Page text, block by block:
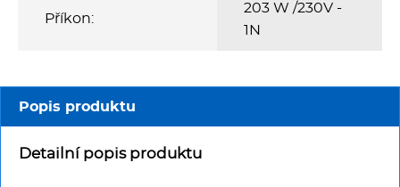
Multifunkce - speciály
Nástroje
Vodní lázně
Příkon:
203 W /230V -
1N
Popis produktu
Detailní popis produktu